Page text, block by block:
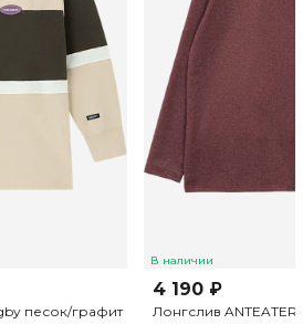
песок/графит
В наличии
4 190 ₽
Лонгслив ANTEATER